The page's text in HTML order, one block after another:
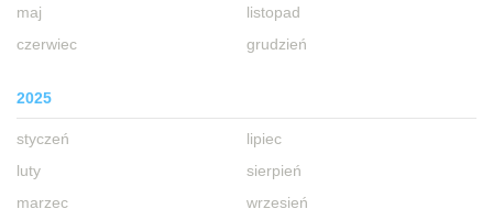
maj
czerwiec
listopad
grudzień
2025
styczeń
luty
marzec
lipiec
sierpień
wrzesień